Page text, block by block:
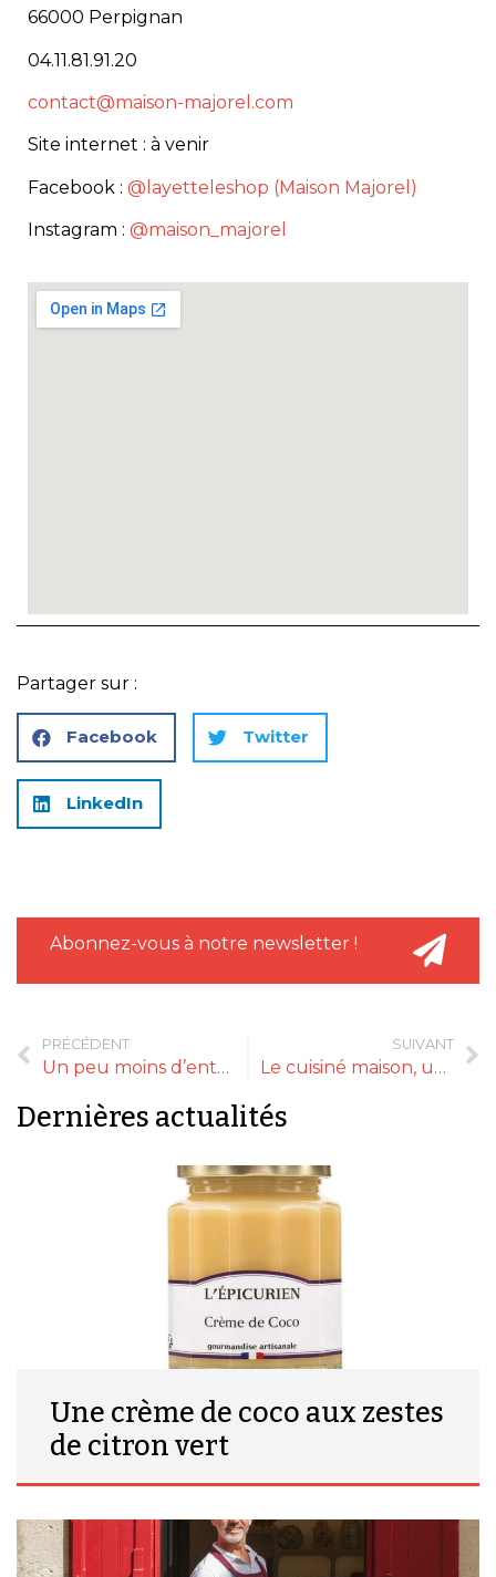
66000 Perpignan
04.11.81.91.20
contact@maison-majorel.com
Site internet : à venir
Facebook : @layetteleshop (Maison Majorel)
Instagram : @maison_majorel
Partager sur :
Facebook Twitter
LinkedIn
Abonnez-vous à notre newsletter !
PRÉCÉDENT
Un peu moins d’enthousiasme pour le Black Friday
SUIVANT
Le cuisiné maison, une passion française qui s’adapte
Dernières actualités
Une crème de coco aux zestes
de citron vert